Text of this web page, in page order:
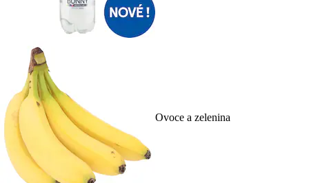
Ovoce a zelenina